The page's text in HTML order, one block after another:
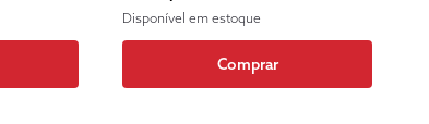
Disponível em estoque
Comprar